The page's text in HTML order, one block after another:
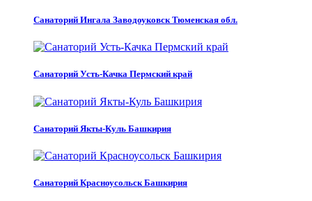
Санаторий Ингала Заводоуковск Тюменская обл.
Санаторий Усть-Качка Пермский край
Санаторий Якты-Куль Башкирия
Санаторий Красноусольск Башкирия